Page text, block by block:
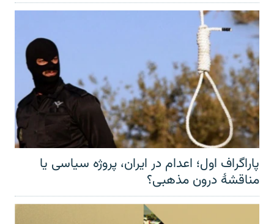
پاراگراف اول؛ اعدام در ایران، پروژه سیاسی یا
مناقشهٔ درون مذهبی؟